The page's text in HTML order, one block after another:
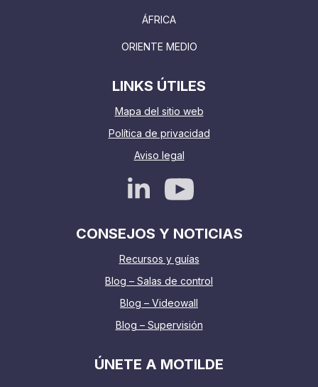
ÁFRICA
ORIENTE MEDIO
LINKS ÚTILES
Mapa del sitio web
Política de privacidad
Aviso legal
CONSEJOS Y NOTICIAS
Recursos y guías
Blog – Salas de control
Blog – Videowall
Blog – Supervisión
ÚNETE A MOTILDE